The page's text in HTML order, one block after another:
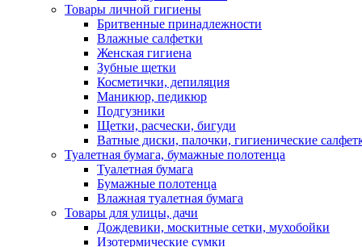
Товары личной гигиены
Бритвенные принадлежности
Влажные салфетки
Женская гигиена
Зубные щетки
Косметички, депиляция
Маникюр, педикюр
Подгузники
Щетки, расчески, бигуди
Ватные диски, палочки, гигиенические
Туалетная бумага, бумажные полотенца
Туалетная бумага
Бумажные полотенца
Влажная туалетная бумага
Товары для улицы, дачи
Дождевики, москитные сетки, мухобойки
Изотермические сумки